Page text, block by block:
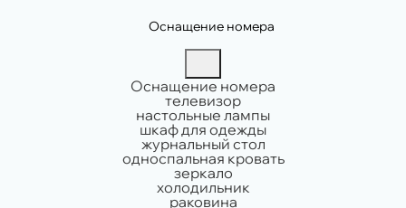
Оснащение номера
Оснащение номера
телевизор
настольные лампы
шкаф для одежды
журнальный стол
односпальная кровать
зеркало
холодильник
раковина